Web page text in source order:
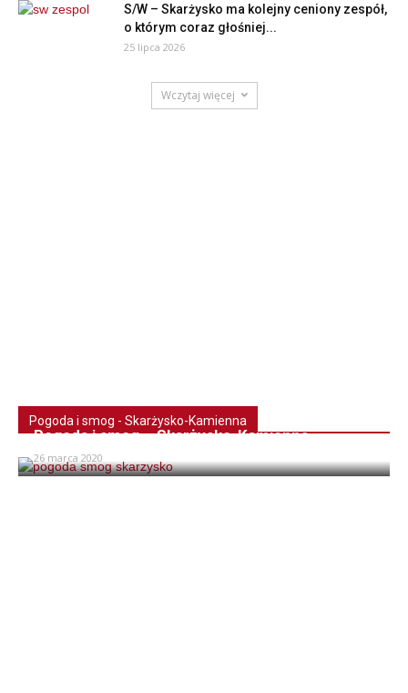
S/W – Skarżysko ma kolejny ceniony zespół,
o którym coraz głośniej...
25 lipca 2026
Wczytaj więcej
Pogoda i smog - Skarżysko-Kamienna
Pogoda i smog – Skarżysko-Kamienna
26 marca 2020